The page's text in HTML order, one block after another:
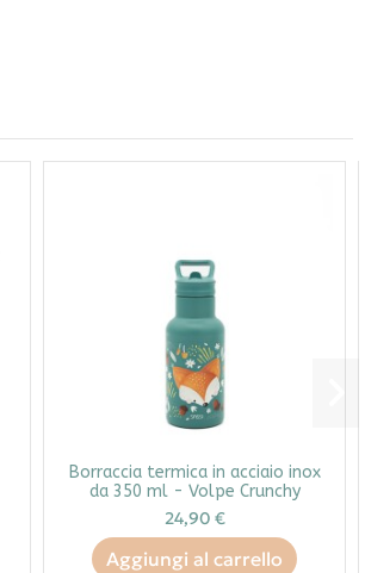
Borraccia termica in acciaio inox
da 350 ml - Volpe Crunchy
24,90 €
Aggiungi al carrello